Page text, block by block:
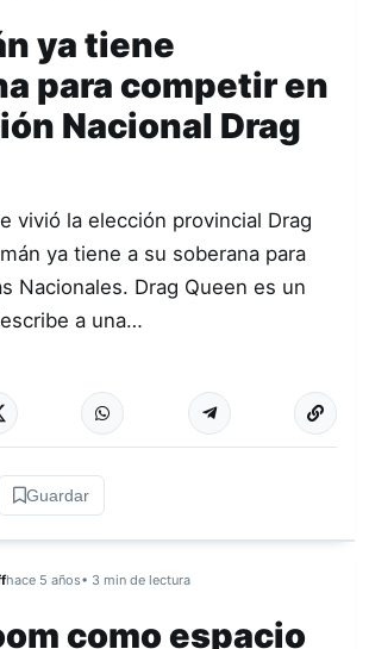
ya tiene
para competir en
Nacional Drag
vivió la elección provincial Drag
ya tiene a su soberana para
Nacionales. Drag Queen es un
a una…
Más
Guardar
hace 5 años• 3 min de lectura
como espacio